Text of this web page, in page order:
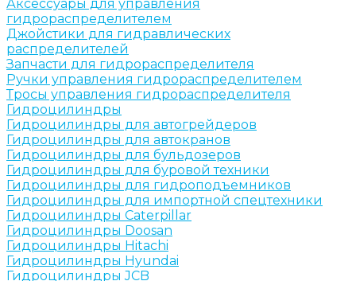
Аксессуары для управления
гидрораспределителем
Джойстики для гидравлических
распределителей
Запчасти для гидрораспределителя
Ручки управления гидрораспределителем
Тросы управления гидрораспределителя
Гидроцилиндры
Гидроцилиндры для автогрейдеров
Гидроцилиндры для автокранов
Гидроцилиндры для бульдозеров
Гидроцилиндры для буровой техники
Гидроцилиндры для гидроподъемников
Гидроцилиндры для импортной спецтехники
Гидроцилиндры Caterpillar
Гидроцилиндры Doosan
Гидроцилиндры Hitachi
Гидроцилиндры Hyundai
Гидроцилиндры JCB